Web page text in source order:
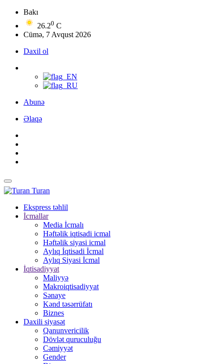
Bakı
26.20 C
Cümə, 7 Avqust 2026
Daxil ol
Abunə
Əlaqə
Turan
Ekspress təhlil
İcmallar
Media İcmalı
Həftəlik iqtisadi icmal
Həftəlik siyasi icmal
Aylıq İqtisadi İcmal
Aylıq Siyasi İcmal
İqtisadiyyat
Maliyyə
Makroiqtisadiyyat
Sənaye
Kənd təsərrüfatı
Biznes
Daxili siyasət
Qanunvericilik
Dövlət quruculuğu
Cəmiyyət
Gender